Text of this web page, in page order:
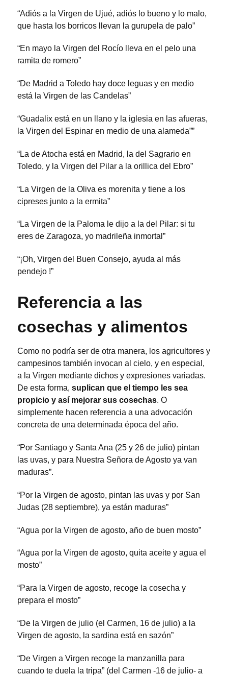
“Adiós a la Virgen de Ujué, adiós lo bueno y lo malo,
que hasta los borricos llevan la gurupela de palo”
“En mayo la Virgen del Rocío lleva en el pelo una
ramita de romero”
“De Madrid a Toledo hay doce leguas y en medio
está la Virgen de las Candelas”
“Guadalix está en un llano y la iglesia en las afueras,
la Virgen del Espinar en medio de una alameda””
“La de Atocha está en Madrid, la del Sagrario en
Toledo, y la Virgen del Pilar a la orillica del Ebro”
“La Virgen de la Oliva es morenita y tiene a los
cipreses junto a la ermita”
“La Virgen de la Paloma le dijo a la del Pilar: si tu
eres de Zaragoza, yo madrileña inmortal”
“¡Oh, Virgen del Buen Consejo, ayuda al más
pendejo !”
Referencia a las
cosechas y alimentos
Como no podría ser de otra manera, los agricultores y
campesinos también invocan al cielo, y en especial,
a la Virgen mediante dichos y expresiones variadas.
De esta forma, suplican que el tiempo les sea
propicio y así mejorar sus cosechas. O
simplemente hacen referencia a una advocación
concreta de una determinada época del año.
“Por Santiago y Santa Ana (25 y 26 de julio) pintan
las uvas, y para Nuestra Señora de Agosto ya van
maduras”.
“Por la Virgen de agosto, pintan las uvas y por San
Judas (28 septiembre), ya están maduras”
“Agua por la Virgen de agosto, año de buen mosto”
“Agua por la Virgen de agosto, quita aceite y agua el
mosto”
“Para la Virgen de agosto, recoge la cosecha y
prepara el mosto”
“De la Virgen de julio (el Carmen, 16 de julio) a la
Virgen de agosto, la sardina está en sazón”
“De Virgen a Virgen recoge la manzanilla para
cuando te duela la tripa” (del Carmen -16 de julio- a